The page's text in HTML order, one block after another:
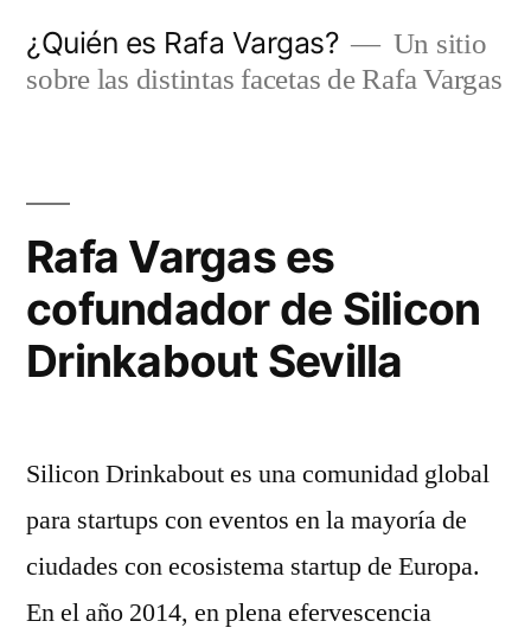
¿Quién es Rafa Vargas?
Un sitio
sobre las distintas facetas de Rafa Vargas
Rafa Vargas es
cofundador de Silicon
Drinkabout Sevilla
Silicon Drinkabout es una comunidad global
para startups con eventos en la mayoría de
ciudades con ecosistema startup de Europa.
En el año 2014, en plena efervescencia